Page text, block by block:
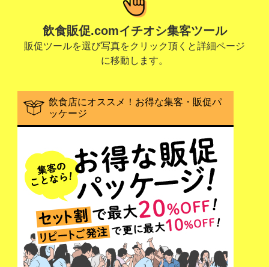
飲食販促.comイチオシ集客ツール
販促ツールを選び写真をクリック頂くと詳細ページ
に移動します。
飲食店にオススメ！お得な集客・販促パ
ッケージ